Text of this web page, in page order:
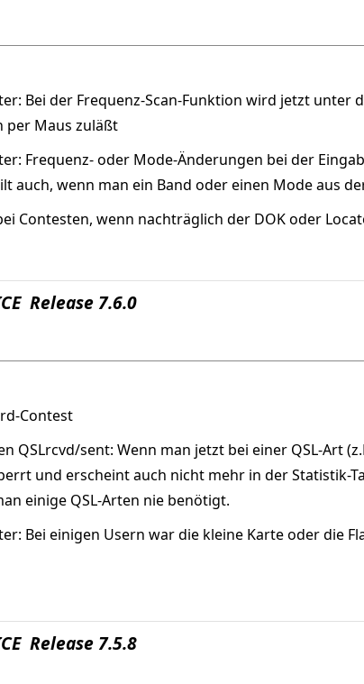
Bei der Frequenz-Scan-Funktion wird jetzt unter
per Maus zuläßt
Frequenz- oder Mode-Änderungen bei der
auch, wenn man ein Band oder einen Mode aus
Contesten, wenn nachträglich der DOK oder
Release 7.6.0
Contest
QSLrcvd/sent: Wenn man jetzt bei einer QSL-Art
und erscheint auch nicht mehr in der Statistik-
einige QSL-Arten nie benötigt.
Bei einigen Usern war die kleine Karte oder die
Release 7.5.8